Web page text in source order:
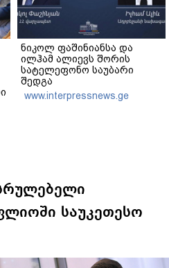
ნიკოლ ფაშინიანსა და
ილჰამ ალიევს შორის
სატელეფონო საუბარი
შედგა
www.interpressnews.ge
საუკეთესო